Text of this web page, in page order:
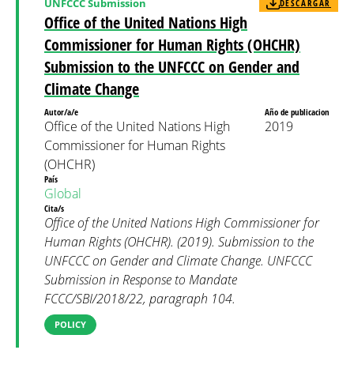
Office of the United Nations High
Commissioner for Human Rights (OHCHR)
Submission to the UNFCCC on Gender and
Climate Change
DESCARGAR
Autor/a/e
Office of the United Nations High
Commissioner for Human Rights
(OHCHR)
Año de publicacion
2019
País
Global
Cita/s
Office of the United Nations High Commissioner for
Human Rights (OHCHR). (2019). Submission to the
UNFCCC on Gender and Climate Change. UNFCCC
Submission in Response to Mandate
FCCC/SBI/2018/22, paragraph 104.
POLICY